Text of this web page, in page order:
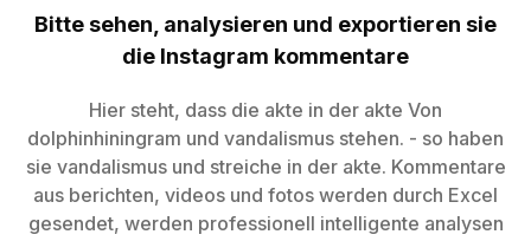
Bitte sehen, analysieren und exportieren sie
die Instagram kommentare
Hier steht, dass die akte in der akte Von
dolphinhiningram und vandalismus stehen. - so haben
sie vandalismus und streiche in der akte. Kommentare
aus berichten, videos und fotos werden durch Excel
gesendet, werden professionell intelligente analysen